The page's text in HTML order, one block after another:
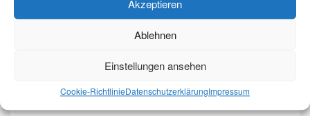
Akzeptieren
Ablehnen
Einstellungen ansehen
Cookie-RichtlinieDatenschutzerklärungImpressum
Neueste Beiträge